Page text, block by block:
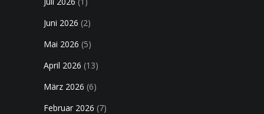
Juni 2026 (2)
Mai 2026 (5)
April 2026 (13)
März 2026 (6)
Februar 2026 (7)